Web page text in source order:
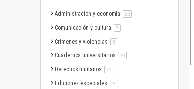
Administración y economía 10
Comunicación y cultura 7artículo
Crímenes y violencias 6artículo
Cuadernos universitarios 26
Derechos humanos 11
Ediciones especiales 20